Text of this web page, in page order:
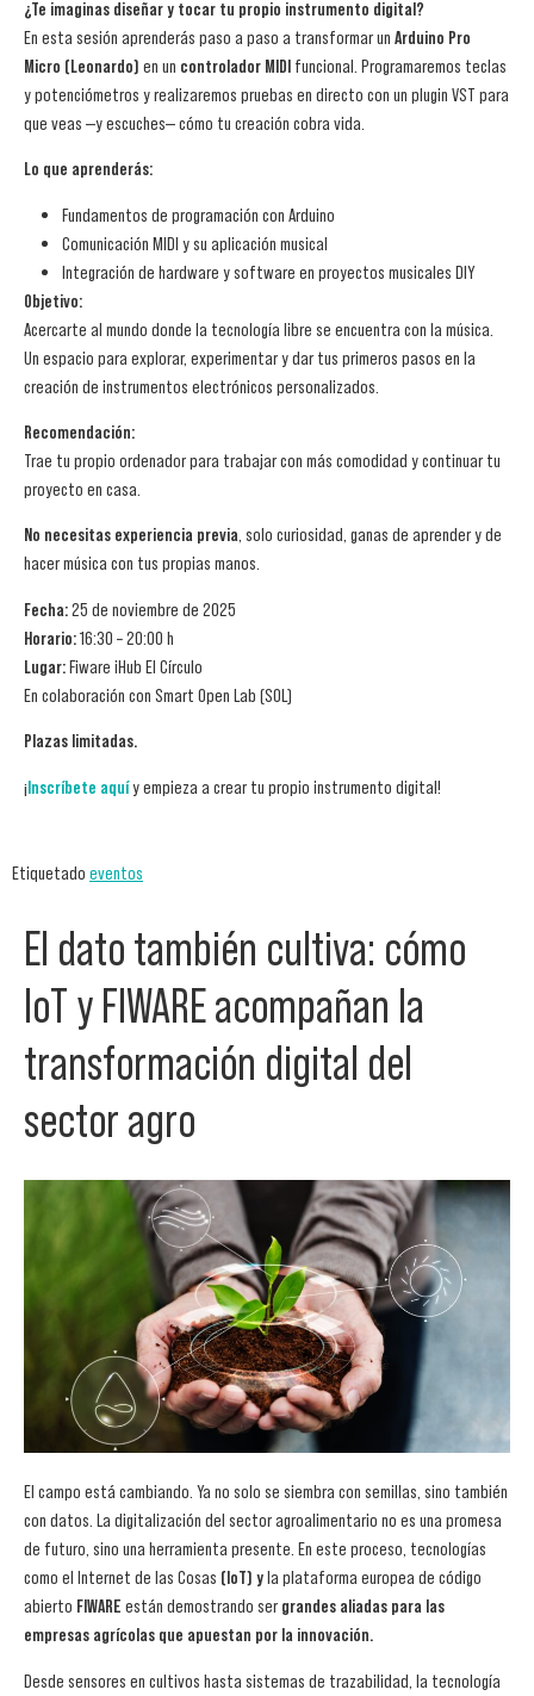
¿Te imaginas diseñar y tocar tu propio instrumento digital?
En esta sesión aprenderás paso a paso a transformar un Arduino Pro
Micro (Leonardo) en un controlador MIDI funcional. Programaremos teclas
y potenciómetros y realizaremos pruebas en directo con un plugin VST para
que veas —y escuches— cómo tu creación cobra vida.
Lo que aprenderás:
Fundamentos de programación con Arduino
Comunicación MIDI y su aplicación musical
Integración de hardware y software en proyectos musicales DIY
Objetivo:
Acercarte al mundo donde la tecnología libre se encuentra con la música.
Un espacio para explorar, experimentar y dar tus primeros pasos en la
creación de instrumentos electrónicos personalizados.
Recomendación:
Trae tu propio ordenador para trabajar con más comodidad y continuar tu
proyecto en casa.
No necesitas experiencia previa , solo curiosidad, ganas de aprender y de
hacer música con tus propias manos.
Fecha:25 de noviembre de 2025
Horario:16:30 – 20:00 h
Lugar:Fiware iHub El Círculo
En colaboración con Smart Open Lab (SOL)
Plazas limitadas.
¡Inscríbete aquíy empieza a crear tu propio instrumento digital!
Etiquetado eventos
El dato también cultiva: cómo
IoT y FIWARE acompañan la
transformación digital del
sector agro
El campo está cambiando. Ya no solo se siembra con semillas, sino también
con datos. La digitalización del sector agroalimentario no es una promesa
de futuro, sino una herramienta presente. En este proceso, tecnologías
como el Internet de las Cosas (IoT) yla plataforma europea de código
abierto FIWARE están demostrando ser grandes aliadas para las
empresas agrícolas que apuestan por la innovación.
Desde sensores en cultivos hasta sistemas de trazabilidad, la tecnología